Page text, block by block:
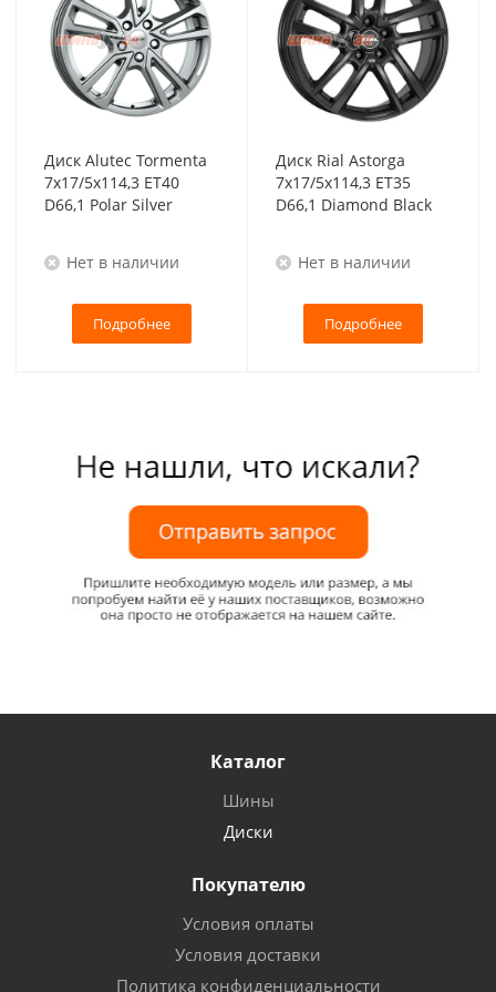
Диск Alutec Tormenta
7x17/5x114,3 ET40
D66,1 Polar Silver
Нет в наличии
Подробнее
Диск Rial Astorga
7x17/5x114,3 ET35
D66,1 Diamond Black
Нет в наличии
Подробнее
Каталог
Шины
Диски
Покупателю
Условия оплаты
Условия доставки
Политика конфиденциальности